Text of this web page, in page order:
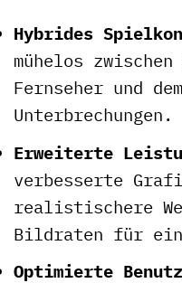
Hybrides
mühelos
Fernseher und
Unterbrechungen.
Erweiterte
verbesserte
realistischere
Bildraten für
Optimierte